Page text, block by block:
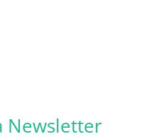
Newsletter